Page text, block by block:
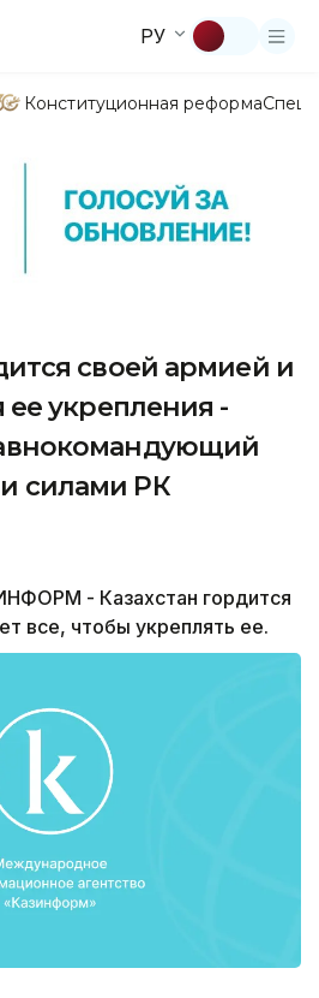
РУ
Конституционная реформа
своей армией и
ее укрепления -
силами РК
- Казахстан гордится
все, чтобы укреплять ее.